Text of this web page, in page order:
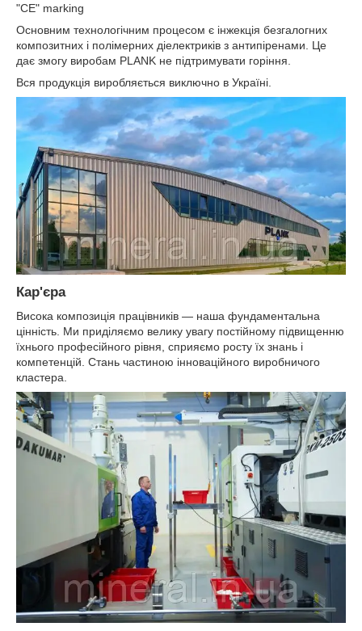
"СЕ" marking
Основним технологічним процесом є інжекція безгалогних
композитних і полімерних діелектриків з антипіренами. Це
дає змогу виробам PLANK не підтримувати горіння.
Вся продукція виробляється виключно в Україні.
Кар'єра
Висока композиція працівників — наша фундаментальна
цінність. Ми приділяємо велику увагу постійному підвищенню
їхнього професійного рівня, сприяємо росту їх знань і
компетенцій. Стань частиною інноваційного виробничого
кластера.